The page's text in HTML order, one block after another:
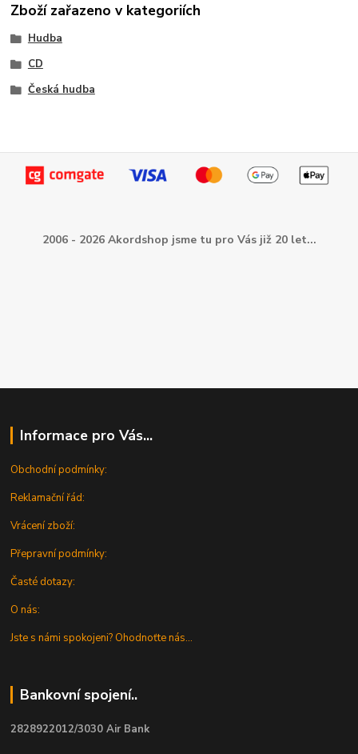
Zboží zařazeno v kategoriích
Hudba
CD
Česká hudba
2006 - 2026 Akordshop jsme tu pro Vás již 20 let...
Informace pro Vás...
Obchodní podmínky:
Reklamační řád:
Vrácení zboží:
Přepravní podmínky:
Časté dotazy:
O nás:
Jste s námi spokojeni? Ohodnoťte nás...
Bankovní spojení..
2828922012/3030 Air Bank